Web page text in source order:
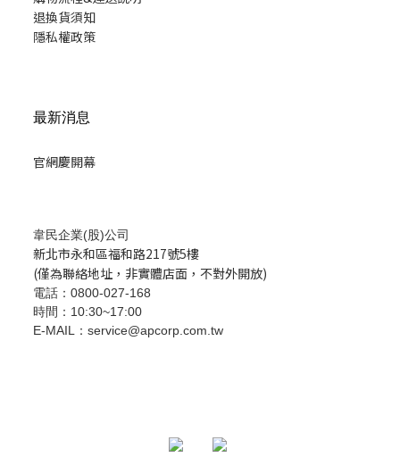
退換貨須知
隱私權政策
最新消息
官網慶開幕
韋民企業(股)公司
新北市永和區福和路217號5樓
(僅為聯絡地址，非實體店面，不對外開放)
電話：0800-027-168
時間：10:30~17:00
E-MAIL：service@apcorp.com.tw